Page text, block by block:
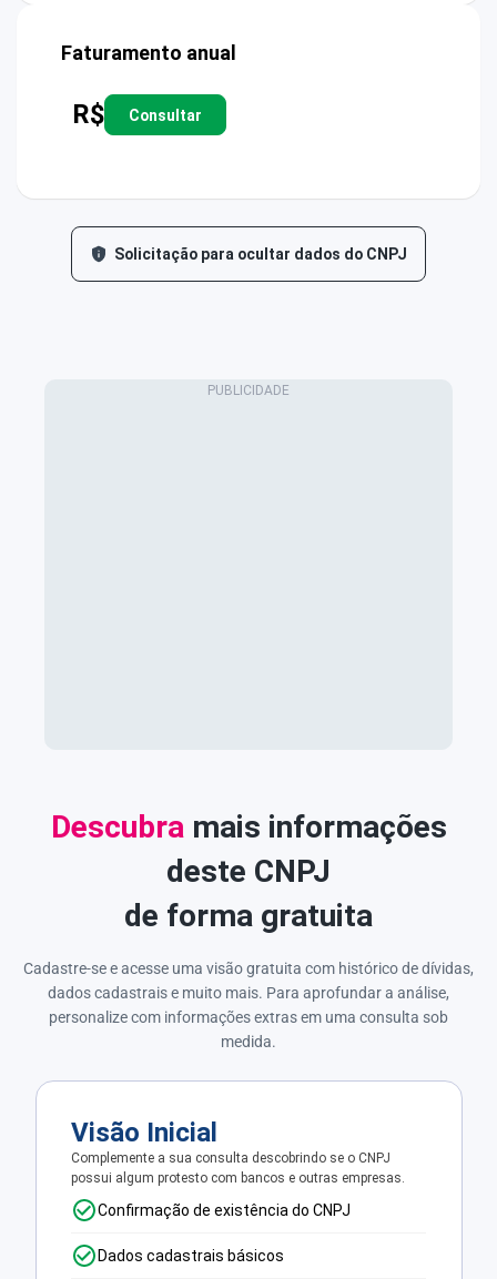
Faturamento anual
R$ Consultar
Solicitação para ocultar dados do CNPJ
Descubramais informações
deste CNPJ
de forma gratuita
Cadastre-se e acesse uma visão gratuita com histórico de dívidas,
dados cadastrais e muito mais. Para aprofundar a análise,
personalize com informações extras em uma consulta sob
medida.
Visão Inicial
Complemente a sua consulta descobrindo se o CNPJ
possui algum protesto com bancos e outras empresas.
Confirmação de existência do CNPJ
Dados cadastrais básicos